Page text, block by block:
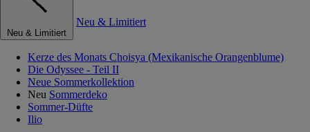
Neu & Limitiert
Neu & Limitiert
Kerze des Monats Choisya (Mexikanische Orangenblume)
Die Odyssee - Teil II
Neue Sommerkollektion
Neu Sommerdeko
Sommer-Düfte
Ilio